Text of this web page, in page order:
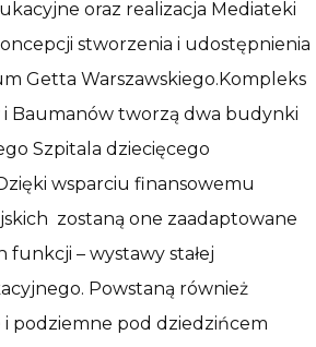
oraz realizacja Mediateki
stworzenia i udostępnienia
Getta Warszawskiego.Kompleks
Baumanów tworzą dwa budynki
Szpitala dziecięcego
wsparciu finansowemu
zostaną one zaadaptowane
– wystawy stałej
Powstaną również
podziemne pod dziedzińcem